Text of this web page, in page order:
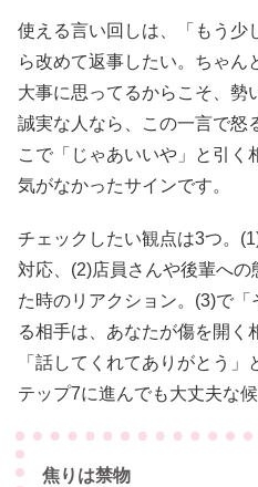
使える言い回しは、「もう少
ら改めて返事したい。ちゃん
大事に思ってるからこそ、勢
誠実な人なら、この一言で怒
こで「じゃあいいや」と引く
気がなかったサインです。
チェックしたい観点は3つ。
対応、(2)店員さんや後輩へ
た時のリアクション。(3)で
る相手は、あなたが傷を開く
「話してくれてありがとう
テップ7に進んでも大丈夫な候
焦りは禁物